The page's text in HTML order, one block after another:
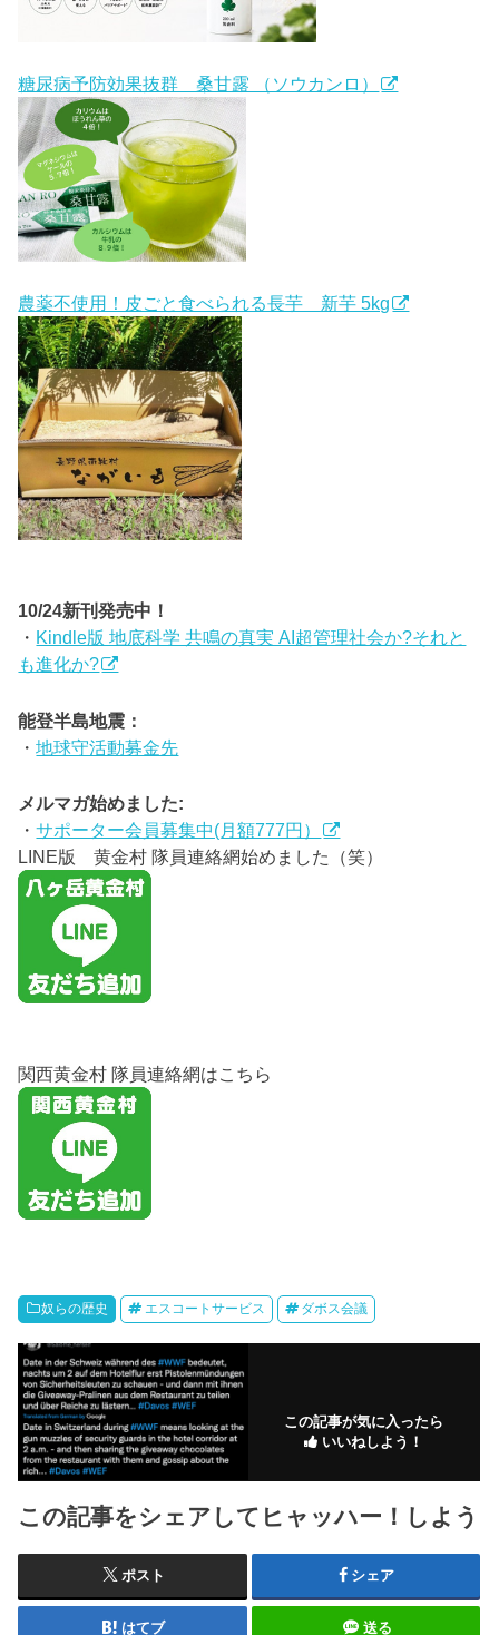
糖尿病予防効果抜群 桑甘露 （ソウカンロ）
農薬不使用！皮ごと食べられる長芋 新芋 5kg
10/24新刊発売中！
・ Kindle版 地底科学 共鳴の真実 AI超管理社会か?それと
も進化か?
能登半島地震：
・地球守活動募金先
メルマガ始めました:
・サポーター会員募集中(月額777円）
LINE版 黄金村 隊員連絡網始めました（笑）
関西黄金村 隊員連絡網はこちら
奴らの歴史 エスコートサービス ダボス会議
この記事が気に入ったら
いいねしよう！
この記事をシェアしてヒャッハー！しよう
ポスト シェア
はてブ 送る